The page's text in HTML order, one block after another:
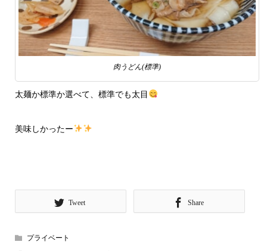
肉うどん(標準)
太麺か標準か選べて、標準でも太目
美味しかったー
Tweet Share
プライベート